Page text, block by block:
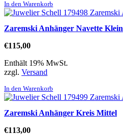
In den Warenkorb
Zaremski Anhänger Navette Klein
€115,00
Enthält 19% MwSt.
zzgl. Versand
In den Warenkorb
Zaremski Anhänger Kreis Mittel
€113,00